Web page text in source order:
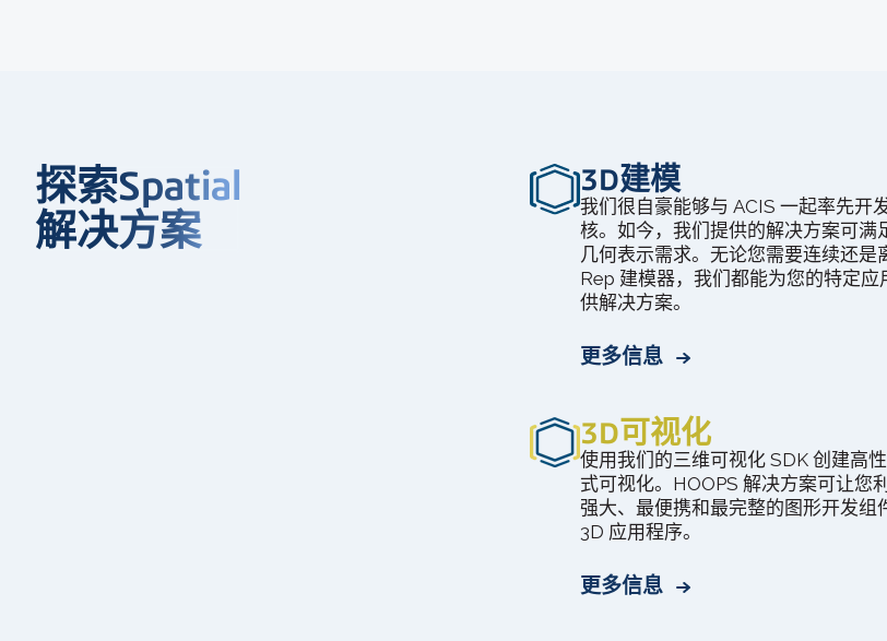
探索Spatial
解决方案
3D建模
我们很自豪能够与 ACIS 一起率先开
核。如今，我们提供的解决方案可满
几何表示需求。无论您需要连续还是
Rep 建模器，我们都能为您的特定应
供解决方案。
更多信息
3D可视化
使用我们的三维可视化 SDK 创建高
式可视化。HOOPS 解决方案可让您
强大、最便携和最完整的图形开发组
3D 应用程序。
更多信息